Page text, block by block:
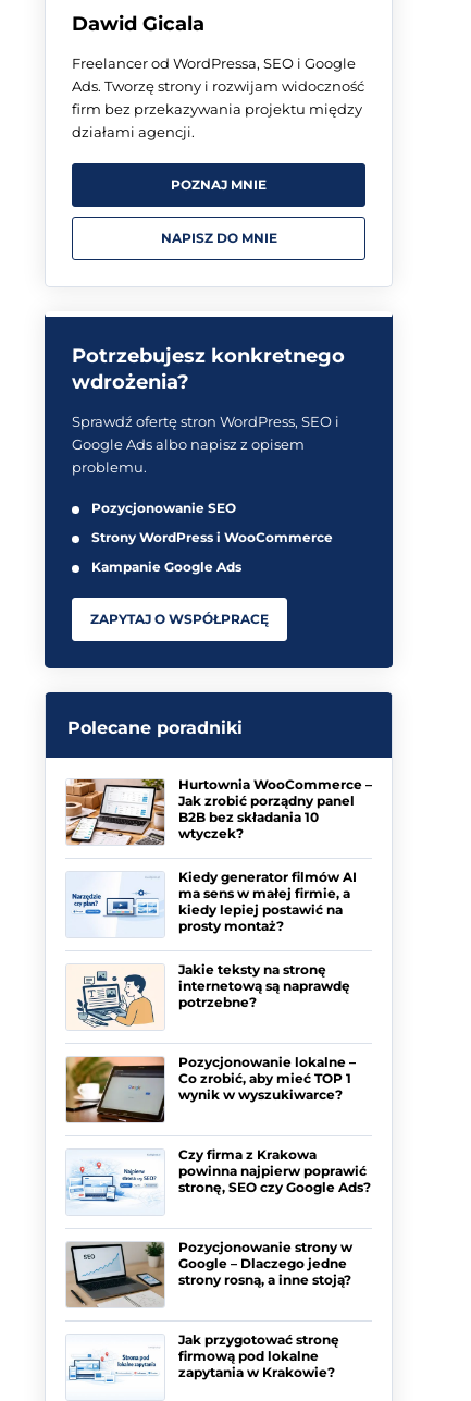
Dawid Gicala
Freelancer od WordPressa, SEO i Google
Ads. Tworzę strony i rozwijam widoczność
firm bez przekazywania projektu między
działami agencji.
POZNAJ MNIE
NAPISZ DO MNIE
Potrzebujesz konkretnego
wdrożenia?
Sprawdź ofertę stron WordPress, SEO i
Google Ads albo napisz z opisem
problemu.
Pozycjonowanie SEO
Strony WordPress i WooCommerce
Kampanie Google Ads
ZAPYTAJ O WSPÓŁPRACĘ
Polecane poradniki
Hurtownia WooCommerce –
Jak zrobić porządny panel
B2B bez składania 10
wtyczek?
Kiedy generator filmów AI
ma sens w małej firmie, a
kiedy lepiej postawić na
prosty montaż?
Jakie teksty na stronę
internetową są naprawdę
potrzebne?
Pozycjonowanie lokalne –
Co zrobić, aby mieć TOP 1
wynik w wyszukiwarce?
Czy firma z Krakowa
powinna najpierw poprawić
stronę, SEO czy Google Ads?
Pozycjonowanie strony w
Google – Dlaczego jedne
strony rosną, a inne stoją?
Jak przygotować stronę
firmową pod lokalne
zapytania w Krakowie?